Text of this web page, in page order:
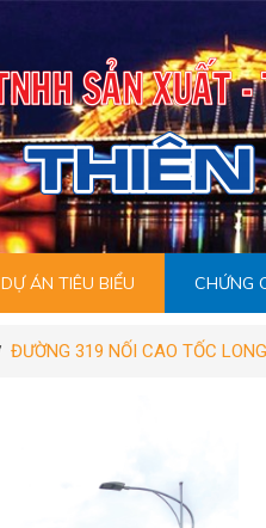
DỰ ÁN TIÊU BIỂU CHỨNG
ĐƯỜNG 319 NỐI CAO TỐC